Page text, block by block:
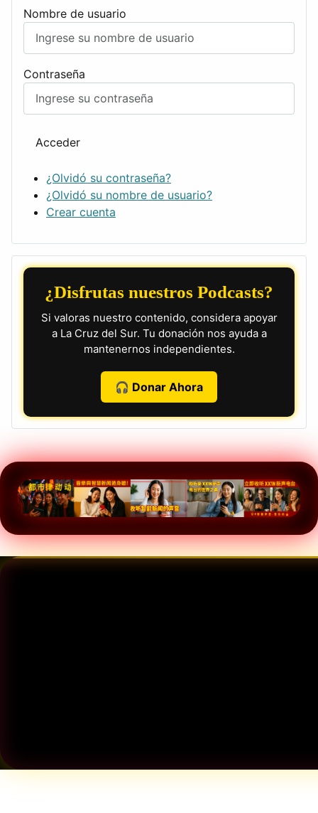
Nombre de usuario
Contraseña
Acceder
¿Olvidó su contraseña?
¿Olvidó su nombre de usuario?
Crear cuenta
¿Disfrutas nuestros Podcasts?
Si valoras nuestro contenido, considera apoyar
a La Cruz del Sur. Tu donación nos ayuda a
mantenernos independientes.
🎧 Donar Ahora